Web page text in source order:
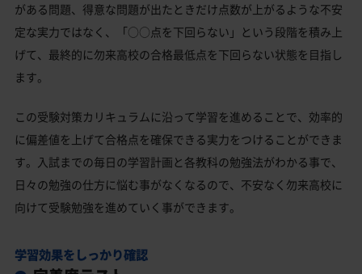
がある問題、得意な問題が出たときだけ点数が上がるような不安
定な実力ではなく、「○○点を下回らない」という段階を積み上
げて、最終的に勿来高校の合格最低点を下回らない状態を目指し
ます。
この受験対策カリキュラムに沿って学習を進めることで、効率的
に偏差値を上げて合格点を確保できる実力をつけることができま
す。入試までの毎日の学習計画と各教科の勉強法がわかる事で、
日々の勉強の仕方に悩む事がなくなるので、不安なく勿来高校に
向けて受験勉強を進めていく事ができます。
学習効果をしっかり確認